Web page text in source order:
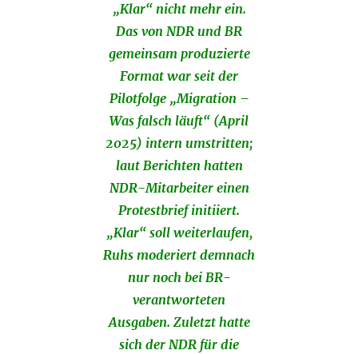
„Klar“ nicht mehr ein.
Das von NDR und BR
gemeinsam produzierte
Format war seit der
Pilotfolge „Migration –
Was falsch läuft“ (April
2025) intern umstritten;
laut Berichten hatten
NDR-Mitarbeiter einen
Protestbrief initiiert.
„Klar“ soll weiterlaufen,
Ruhs moderiert demnach
nur noch bei BR-
verantworteten
Ausgaben. Zuletzt hatte
sich der NDR für die